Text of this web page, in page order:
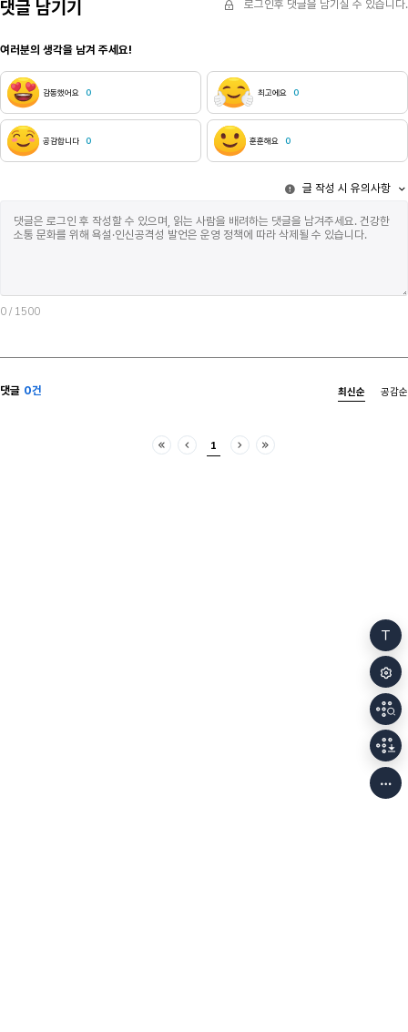
댓글 남기기 로그인후 댓글을 남기실 수 있습니다.
여러분의 생각을 남겨 주세요!
감동했어요 0 최고에요 0
공감합니다 0 훈훈해요 0
글 작성 시 유의사항
0 / 1500
댓글 0건 최신순 공감순
처음 이전 1 다음마지막